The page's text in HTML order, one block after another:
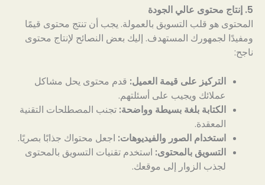
5. إنتاج محتوى عالي الجودة
المحتوى هو قلب التسويق بالعمولة. يجب أن تنتج محتوى قيمًا
ومفيدًا لجمهورك المستهدف. إليك بعض النصائح لإنتاج محتوى
ناجح:
التركيز على قيمة العميل: قدم محتوى يحل مشاكل
عملائك ويجيب على أسئلتهم.
الكتابة بلغة بسيطة وواضحة: تجنب المصطلحات التقنية
المعقدة.
استخدام الصور والفيديوهات: اجعل محتواك جذابًا بصريًا.
التسويق بالمحتوى: استخدم تقنيات التسويق بالمحتوى
لجذب الزوار إلى موقعك.